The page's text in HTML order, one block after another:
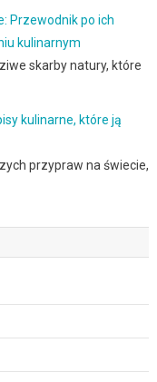
Przewodnik po ich
kulinarnym
skarby natury, które
kulinarne, które ją
przypraw na świecie,